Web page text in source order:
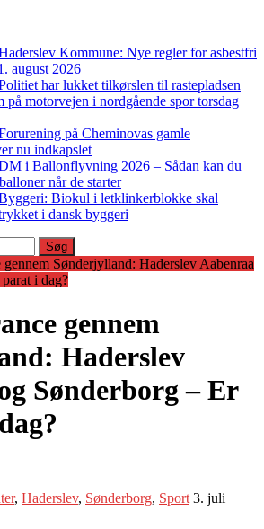
Kommune: Nye regler for asbestfri
august 2026
har lukket tilkørslen til rastepladsen
motorvejen i nordgående spor torsdag
på Cheminovas gamle
nu indkapslet
i Ballonflyvning 2026 – Sådan kan du
når de starter
Biokul i letklinkerblokke skal
i dansk byggeri
gennem Sønderjylland: Haderslev Aabenraa
i dag?
gennem
Haderslev
Sønderborg – Er
, Haderslev, Sønderborg, Sport 3. juli